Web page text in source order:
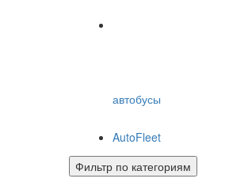
автобусы
AutoFleet
Фильтр по категориям